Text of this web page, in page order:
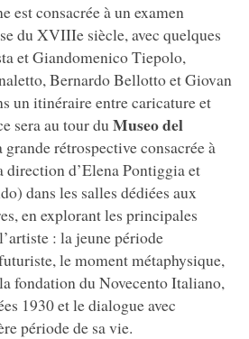
est consacrée à un examen
du XVIIIe siècle, avec quelques
et Giandomenico Tiepolo,
Bernardo Bellotto et Giovan
un itinéraire entre caricature et
sera au tour du Museo del
rétrospective consacrée à
direction d’Elena Pontiggia et
dans les salles dédiées aux
en explorant les principales
: la jeune période
le moment métaphysique,
fondation du Novecento Italiano,
1930 et le dialogue avec
période de sa vie.